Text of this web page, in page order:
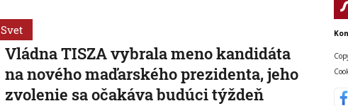
Svet
Vládna TISZA vybrala meno kandidáta
na nového maďarského prezidenta, jeho
zvolenie sa očakáva budúci týždeň